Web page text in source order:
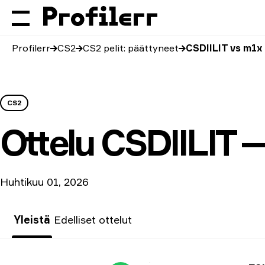
Profilerr CS2 CS2 pelit: päättyneet CSDIILIT vs m1x
CS2
Ottelu CSDIILIT
Huhtikuu 01, 2026
Yleistä Edelliset ottelut